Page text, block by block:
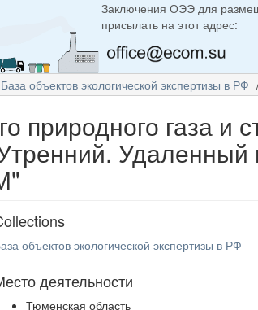
Заключения ОЭЭ для
присылать на этот адрес:
База объектов экологической экспертизы в РФ
природного газа и
Удаленный
объектов экологической экспертизы в РФ
деятельности
Тюменская область